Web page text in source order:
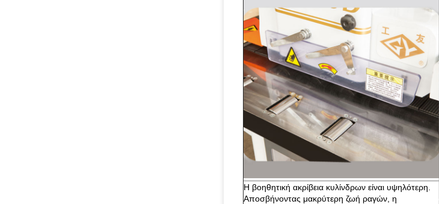
Η βοηθητική ακρίβεια κυλίνδρων είναι υψηλότερη.
Αποσβήνοντας μακρύτερη ζωή ραγών, η